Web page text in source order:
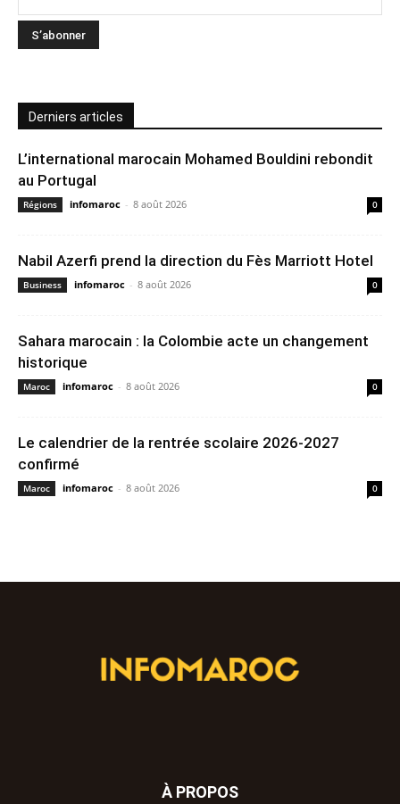
Derniers articles
L’international marocain Mohamed Bouldini rebondit
au Portugal
Régions infomaroc - 8 août 2026 0
Nabil Azerfi prend la direction du Fès Marriott Hotel
Business infomaroc - 8 août 2026 0
Sahara marocain : la Colombie acte un changement
historique
Maroc infomaroc - 8 août 2026 0
Le calendrier de la rentrée scolaire 2026-2027
confirmé
Maroc infomaroc - 8 août 2026 0
À PROPOS